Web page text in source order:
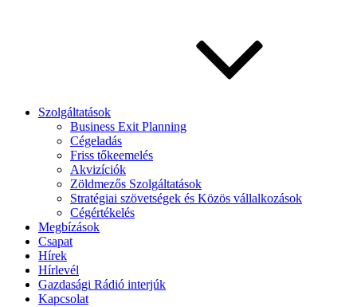
Szolgáltatások
Business Exit Planning
Cégeladás
Friss tőkeemelés
Akvizíciók
Zöldmezős Szolgáltatások
Stratégiai szövetségek és Közös vállalkozások
Cégértékelés
Megbízások
Csapat
Hírek
Hírlevél
Gazdasági Rádió interjúk
Kapcsolat